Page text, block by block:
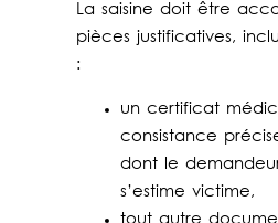
La saisine doit être
pièces justificatives,
:
un certificat
consistance
dont le
s’estime victime,